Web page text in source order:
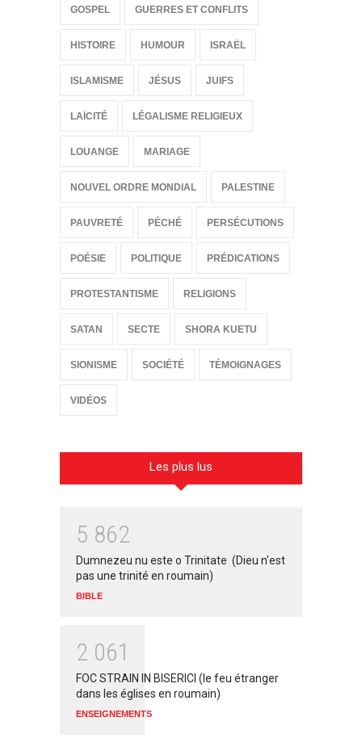
GOSPEL GUERRES ET CONFLITS
HISTOIRE HUMOUR ISRAËL
ISLAMISME JÉSUS JUIFS
LAÏCITÉ LÉGALISME RELIGIEUX
LOUANGE MARIAGE
NOUVEL ORDRE MONDIAL PALESTINE
PAUVRETÉ PÉCHÉ PERSÉCUTIONS
POÉSIE POLITIQUE PRÉDICATIONS
PROTESTANTISME RELIGIONS
SATAN SECTE SHORA KUETU
SIONISME SOCIÉTÉ TÉMOIGNAGES
VIDÉOS
Les plus lus
5 862
Dumnezeu nu este o Trinitate (Dieu n'est
pas une trinité en roumain)
BIBLE
2 061
FOC STRAIN IN BISERICI (le feu étranger
dans les églises en roumain)
ENSEIGNEMENTS